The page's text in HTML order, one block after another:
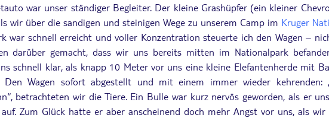
war unser ständiger Begleiter. Der kleine Grashüpfer (ein kleiner
wir über die sandigen und steinigen Wege zu unserem Camp im Kruger
war schnell erreicht und voller Konzentration steuerte ich den Wagen –
darüber gemacht, dass wir uns bereits mitten im Nationalpark
schnell klar, als knapp 10 Meter vor uns eine kleine Elefantenherde mit
Den Wagen sofort abgestellt und mit einem immer wieder kehrenden:
betrachteten wir die Tiere. Ein Bulle war kurz nervös geworden, als er
Zum Glück hatte er aber anscheinend doch mehr Angst vor uns, als